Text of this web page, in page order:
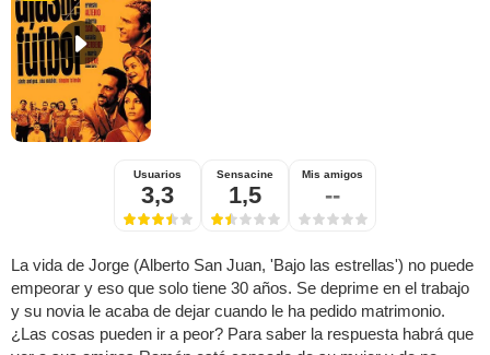
Usuarios
3,3
Sensacine
1,5
Mis amigos
--
La vida de Jorge (Alberto San Juan, 'Bajo las estrellas') no puede
empeorar y eso que solo tiene 30 años. Se deprime en el trabajo
y su novia le acaba de dejar cuando le ha pedido matrimonio.
¿Las cosas pueden ir a peor? Para saber la respuesta habrá que